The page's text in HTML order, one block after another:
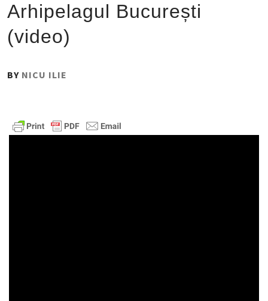
Arhipelagul București
(video)
PUBLISHED
NOIEMBRIE
BY NICU ILIE